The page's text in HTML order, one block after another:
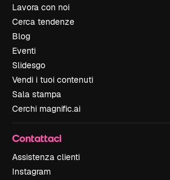
Lavora con noi
Cerca tendenze
Blog
Eventi
Slidesgo
Vendi i tuoi contenuti
Sala stampa
Cerchi magnific.ai
Contattaci
Assistenza clienti
Instagram